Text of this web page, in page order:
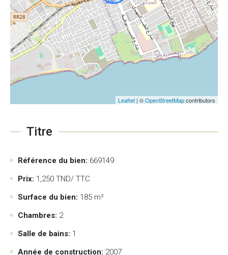
Leaflet | ©OpenStreetMapcontributors
Titre
Référence du bien: 669149
Prix: 1,250 TND/ TTC
Surface du bien: 185 m²
Chambres: 2
Salle de bains: 1
Année de construction: 2007